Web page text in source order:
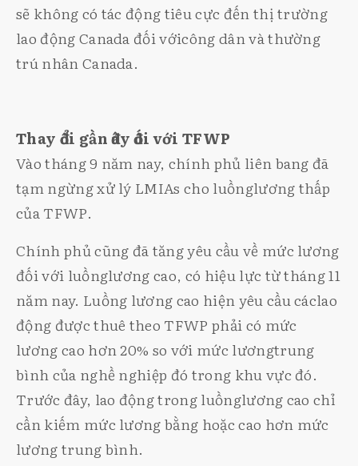
sẽ không có tác động tiêu cực đến thị trường
lao động Canada đối vớicông dân và thường
trú nhân Canada.
Thay đổi gần đây đối với TFWP
Vào tháng 9 năm nay, chính phủ liên bang đã
tạm ngừng xử lý LMIAs cho luồnglương thấp
của TFWP.
Chính phủ cũng đã tăng yêu cầu về mức lương
đối với luồnglương cao, có hiệu lực từ tháng 11
năm nay. Luồng lương cao hiện yêu cầu cáclao
động được thuê theo TFWP phải có mức
lương cao hơn 20% so với mức lươngtrung
bình của nghề nghiệp đó trong khu vực đó.
Trước đây, lao động trong luồnglương cao chỉ
cần kiếm mức lương bằng hoặc cao hơn mức
lương trung bình.